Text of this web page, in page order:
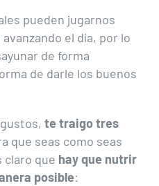
pueden jugarnos
el día, por lo
de forma
de darle los buenos
te traigo tres
que seas como seas
claro que hay que nutrir
posible: